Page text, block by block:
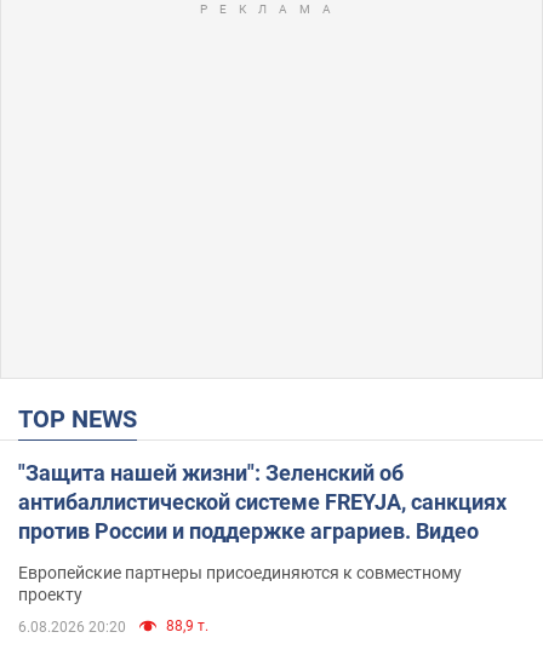
TOP NEWS
"Защита нашей жизни": Зеленский об
антибаллистической системе FREYJA, санкциях
против России и поддержке аграриев. Видео
Европейские партнеры присоединяются к совместному
проекту
6.08.2026 20:20 88,9 т.